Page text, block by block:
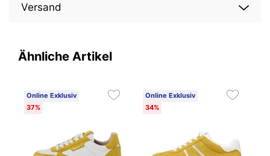
Versand
Ähnliche Artikel
Online Exklusiv
37%
Online Exklusiv
34%